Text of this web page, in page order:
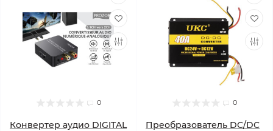
0
Конвертер аудио DIGITAL
0
Преобразователь DC/DC